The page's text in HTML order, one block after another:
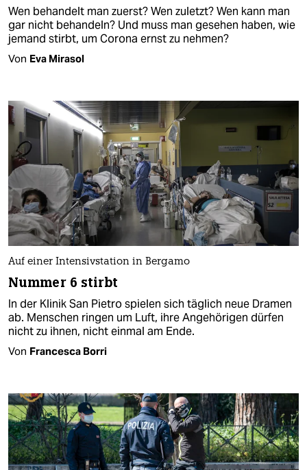
Wen behandelt man zuerst? Wen zuletzt? Wen kann man
gar nicht behandeln? Und muss man gesehen haben, wie
jemand stirbt, um Corona ernst zu nehmen?
Von Eva Mirasol
Auf einer Intensivstation in Bergamo
Nummer 6 stirbt
In der Klinik San Pietro spielen sich täglich neue Dramen
ab. Menschen ringen um Luft, ihre Angehörigen dürfen
nicht zu ihnen, nicht einmal am Ende.
Von Francesca Borri